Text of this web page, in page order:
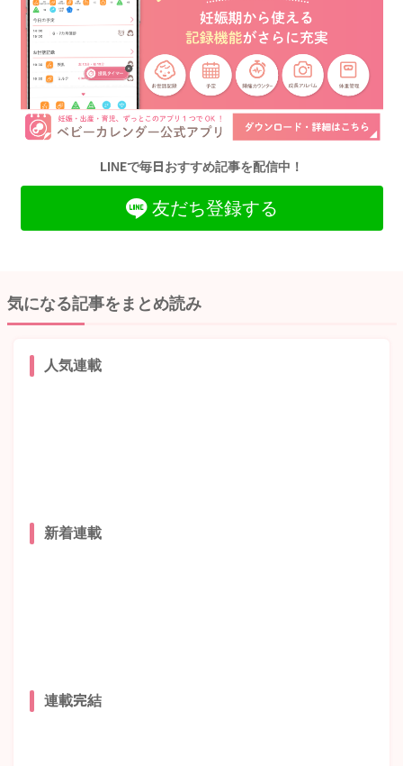
LINEで毎日おすすめ記事を配信中！
友だち登録する
気になる記事をまとめ読み
人気連載
新着連載
連載完結